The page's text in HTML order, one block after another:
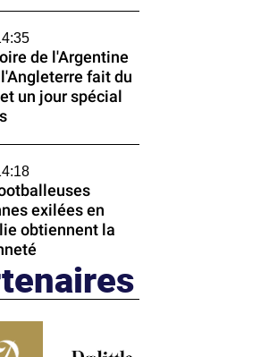
de l'Argentine
fait du
un jour spécial
exilées en
obtiennent la